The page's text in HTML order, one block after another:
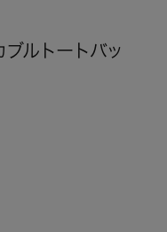
ルトートバッ